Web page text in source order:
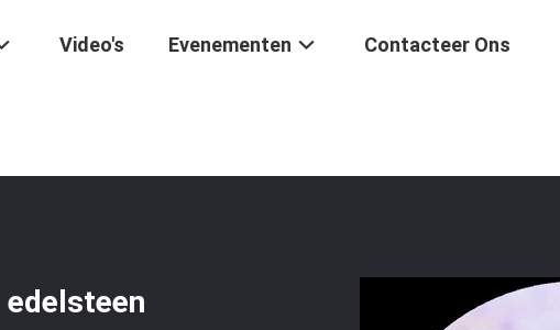
Video's Evenementen Contacteer Ons
Edelsteen Ronde Vorm Cordierite Zonnesteen Losse Kralen Strengen